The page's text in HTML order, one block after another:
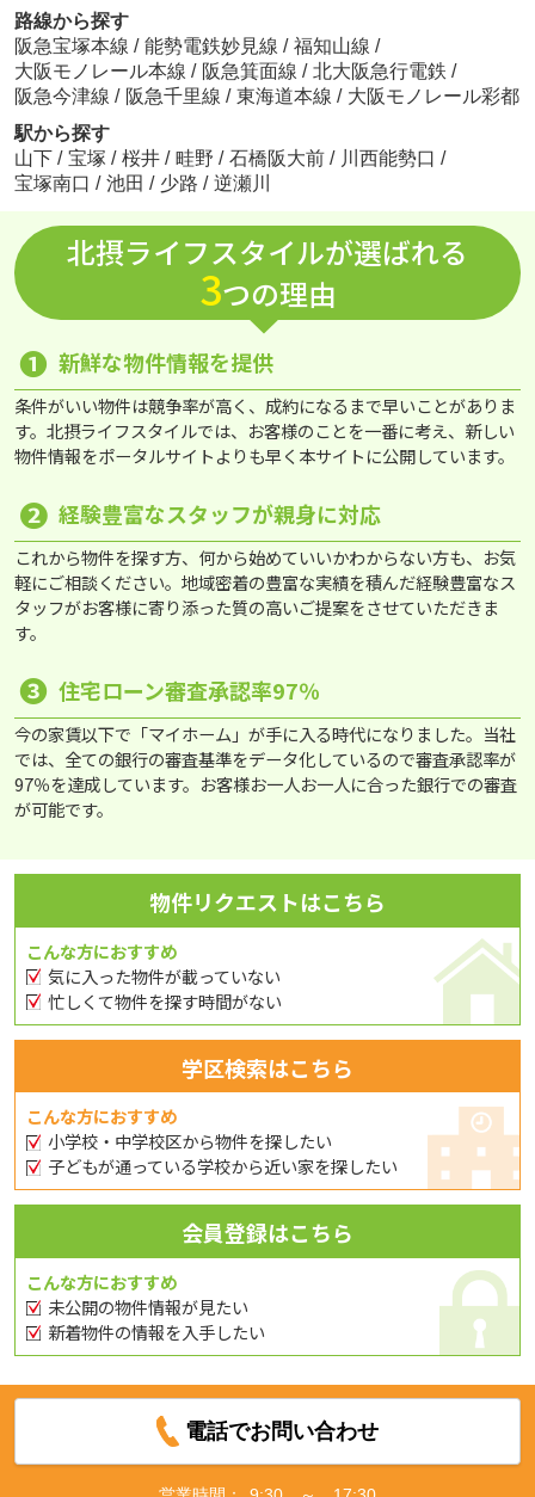
路線から探す
阪急宝塚本線 / 能勢電鉄妙見線 / 福知山線 /
大阪モノレール本線 / 阪急箕面線 / 北大阪急行電鉄 /
阪急今津線 / 阪急千里線 / 東海道本線 / 大阪モノレール彩都
駅から探す
山下 / 宝塚 / 桜井 / 畦野 / 石橋阪大前 / 川西能勢口 /
宝塚南口 / 池田 / 少路 / 逆瀬川
北摂ライフスタイルが選ばれる
3つの理由
❶ 新鮮な物件情報を提供
条件がいい物件は競争率が高く、成約になるまで早いことがありま
す。北摂ライフスタイルでは、お客様のことを一番に考え、新しい
物件情報をポータルサイトよりも早く本サイトに公開しています。
❷ 経験豊富なスタッフが親身に対応
これから物件を探す方、何から始めていいかわからない方も、お気
軽にご相談ください。地域密着の豊富な実績を積んだ経験豊富なス
タッフがお客様に寄り添った質の高いご提案をさせていただきま
す。
❸ 住宅ローン審査承認率97％
今の家賃以下で「マイホーム」が手に入る時代になりました。当社
では、全ての銀行の審査基準をデータ化しているので審査承認率が
97％を達成しています。お客様お一人お一人に合った銀行での審査
が可能です。
物件リクエストはこちら
こんな方におすすめ
気に入った物件が載っていない
忙しくて物件を探す時間がない
学区検索はこちら
こんな方におすすめ
小学校・中学校区から物件を探したい
子どもが通っている学校から近い家を探したい
会員登録はこちら
こんな方におすすめ
未公開の物件情報が見たい
新着物件の情報を入手したい
電話でお問い合わせ